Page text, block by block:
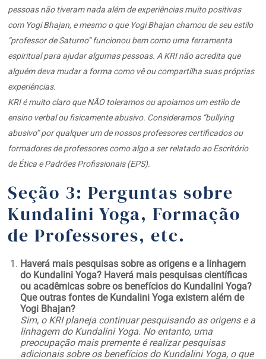
pessoas não tiveram nada além de experiências muito positivas
com Yogi Bhajan, e mesmo o que Yogi Bhajan chamou de seu estilo
“professor de Saturno” funcionou bem como uma ferramenta
espiritual para ajudar algumas pessoas. A KRI não acredita que
alguém deva mudar a forma como vê ou compartilha suas próprias
experiências.
KRI é muito claro que NÃO toleramos ou apoiamos um estilo de
ensino verbal ou fisicamente abusivo. Consideramos “bullying
abusivo” por qualquer um de nossos professores certificados ou
formadores de professores como algo a ser relatado ao Escritório
de Ética e Padrões Profissionais (EPS).
Seção 3: Perguntas sobre
Kundalini Yoga, Formação
de Professores, etc.
Haverá mais pesquisas sobre as origens e a linhagem
do Kundalini Yoga? Haverá mais pesquisas científicas
ou acadêmicas sobre os benefícios do Kundalini Yoga?
Que outras fontes de Kundalini Yoga existem além de
Yogi Bhajan?
Sim, o KRI planeja continuar pesquisando as origens e a
linhagem do Kundalini Yoga. No entanto, uma
preocupação mais premente é realizar pesquisas
adicionais sobre os benefícios do Kundalini Yoga, o que